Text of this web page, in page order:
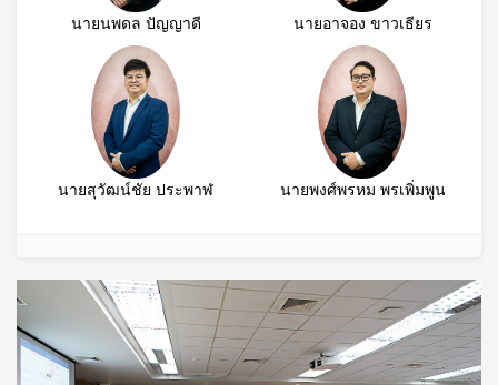
นายนพดล ปัญญาดี นายอาจอง ขาวเธียร
นายสุวัฒน์ชัย ประพาฬ นายพงศ์พรหม พรเพิ่มพูน